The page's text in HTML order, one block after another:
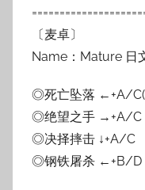
〔麦卓〕
Name：Mature 日
◎死亡坠落 ←+A/C(
◎绝望之手 →+A/C
◎决择摔击 ↓+A/C
◎钢铁屠杀 ←+B/D